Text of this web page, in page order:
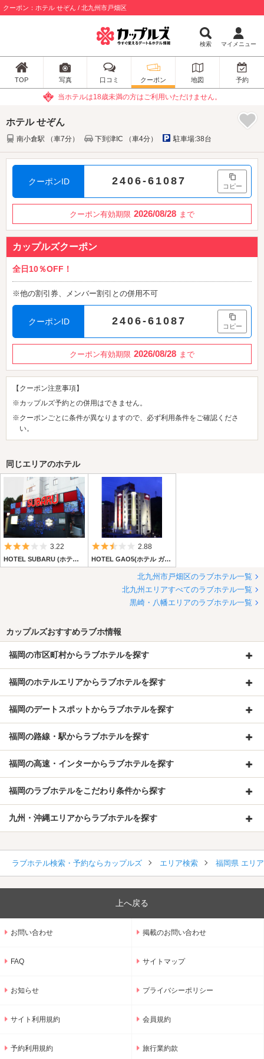
クーポン：ホテル せぞん / 北九州市戸畑区
検索 マイメニュー
TOP 写真 口コミ クーポン 地図 予約
当ホテルは18歳未満の方はご利用いただけません。
ホテル せぞん
南小倉駅 （車7分） 下到津IC （車4分） 駐車場:38台
クーポンID 2406-61087 コピー
クーポン有効期限 2026/08/28 まで
カップルズクーポン
全日10％OFF！
※他の割引券、メンバー割引との併用不可
クーポンID 2406-61087 コピー
クーポン有効期限 2026/08/28 まで
【クーポン注意事項】
※カップルズ予約との併用はできません。
※クーポンごとに条件が異なりますので、必ず利用条件をご確認くださ
い。
同じエリアのホテル
5つ星のうち3
3.22
HOTEL SUBARU (ホテル スバル)
5つ星のうち2.5
2.88
HOTEL GAO5(ホテル ガオファイブ)
北九州市戸畑区のラブホテル一覧
北九州エリアすべてのラブホテル一覧
黒崎・八幡エリアのラブホテル一覧
カップルズおすすめラブホ情報
福岡の市区町村からラブホテルを探す
福岡のホテルエリアからラブホテルを探す
福岡のデートスポットからラブホテルを探す
福岡の路線・駅からラブホテルを探す
福岡の高速・インターからラブホテルを探す
福岡のラブホテルをこだわり条件から探す
九州・沖縄エリアからラブホテルを探す
ラブホテル検索・予約ならカップルズ エリア検索 福岡県 エリ
上へ戻る
お問い合わせ 掲載のお問い合わせ
FAQ サイトマップ
お知らせ プライバシーポリシー
サイト利用規約 会員規約
予約利用規約 旅行業約款